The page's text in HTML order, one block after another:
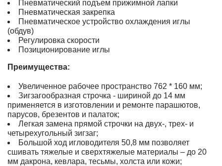
Пневматический подъем прижимной лапки
Пневматическая закрепка
Пневматическое устройство охлаждения иглы
(обдув)
Регулировка скорости
Позиционирование иглы
Преимущества:
Увеличенное рабочее пространство 762 * 160 мм;
Зигзагообразная строчка - шириной до 14 мм
применяется в изготовлении и ремонте парашютов,
парусов, брезентов и палаток;
Легкая замена прямой строчки на двух-, трех- и
четырехугольный зигзаг;
Большой ход игловодителя 50,8 мм позволяет
сшивать тяжелые и сверхтяжелые материалы – до 20
мм дакрона, кевлара, тесьмы, холста или кожи;